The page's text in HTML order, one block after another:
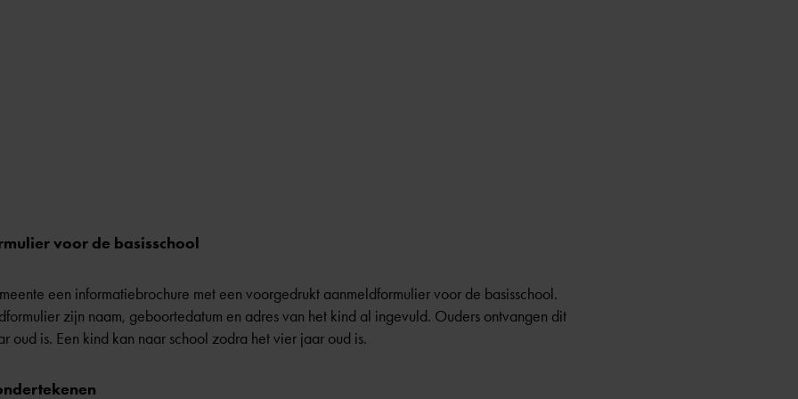
voor de basisschool
een informatiebrochure met een voorgedrukt aanmeldformulier voor de basisschool.
zijn naam, geboortedatum en adres van het kind al ingevuld. Ouders ontvangen dit
oud is. Een kind kan naar school zodra het vier jaar oud is.